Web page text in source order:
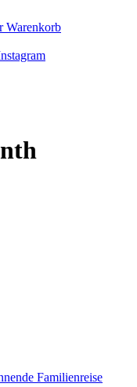
Warenkorb
Familienreise